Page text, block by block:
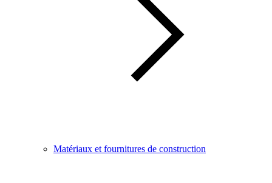
Matériaux et fournitures de construction